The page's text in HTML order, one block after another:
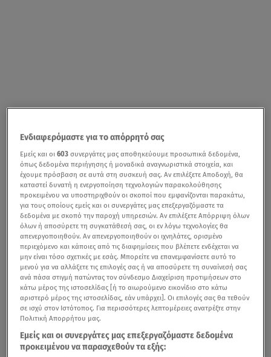
Ενδιαφερόμαστε για το απόρρητό σας
Εμείς και οι603 συνεργάτες μας αποθηκεύουμε προσωπικά δεδομένα,
όπως δεδομένα περιήγησης ή μοναδικά αναγνωριστικά στοιχεία, και
έχουμε πρόσβαση σε αυτά στη συσκευή σας. Αν επιλέξετε Αποδοχή, θα
καταστεί δυνατή η ενεργοποίηση τεχνολογιών παρακολούθησης
προκειμένου να υποστηριχθούν οι σκοποί που εμφανίζονται παρακάτω,
για τους οποίους εμείς και οι συνεργάτες μας επεξεργαζόμαστε τα
δεδομένα με σκοπό την παροχή υπηρεσιών. Αν επιλέξετε Απόρριψη όλων
όλων ή αποσύρετε τη συγκατάθεσή σας, οι εν λόγω τεχνολογίες θα
απενεργοποιηθούν. Αν απενεργοποιηθούν οι ιχνηλάτες, ορισμένο
περιεχόμενο και κάποιες από τις διαφημίσεις που βλέπετε ενδέχεται να
μην είναι τόσο σχετικές με εσάς. Μπορείτε να επανεμφανίσετε αυτό το
μενού για να αλλάξετε τις επιλογές σας ή να αποσύρετε τη συναίνεσή σας
ανά πάσα στιγμή πατώντας τον σύνδεσμο Διαχείριση προτιμήσεων στο
κάτω μέρος της ιστοσελίδας [ή το αιωρούμενο εικονίδιο στο κάτω
αριστερό μέρος της ιστοσελίδας, εάν υπάρχει]. Οι επιλογές σας θα τεθούν
σε ισχύ στον Ιστότοπος. Για περισσότερες λεπτομέρειες ανατρέξτε στην
Πολιτική Απορρήτου μας.
Εμείς και οι συνεργάτες μας επεξεργαζόμαστε δεδομένα
προκειμένου να παρασχεθούν τα εξής: